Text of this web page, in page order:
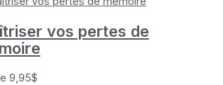
vos pertes de
9,95$